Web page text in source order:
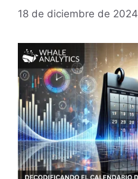
18 de diciembre de 2024